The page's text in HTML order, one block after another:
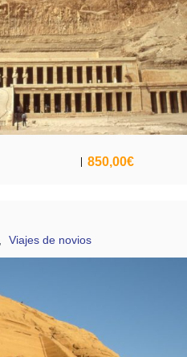
850,00€
Viajes de novios